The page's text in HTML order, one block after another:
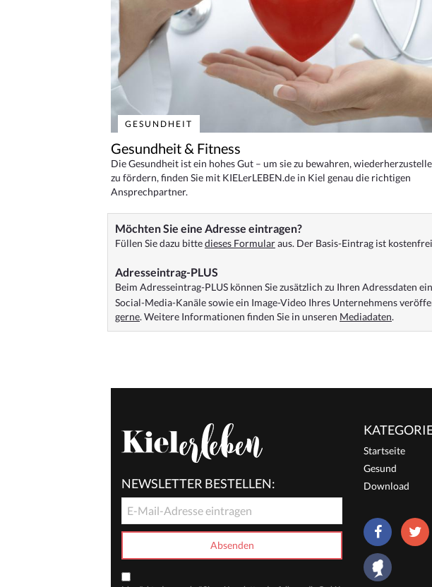
GESUNDHEIT
Gesundheit & Fitness
Die Gesundheit ist ein hohes Gut – um sie zu bewahren,
zu fördern, finden Sie mit KIELerLEBEN.de in Kiel genau die richtigen
Ansprechpartner.
Möchten Sie eine Adresse eintragen?
Füllen Sie dazu bittedieses Formularaus. Der Basis-Eintrag ist
Adresseintrag-PLUS
Beim Adresseintrag-PLUS können Sie zusätzlich zu Ihren Adressdaten
Social-Media-Kanäle sowie ein Image-Video Ihres Unternehmens
gerne. Weitere Informationen finden Sie in unseren Mediadaten.
NEWSLETTER BESTELLEN:
Startseite
Gesund
Download